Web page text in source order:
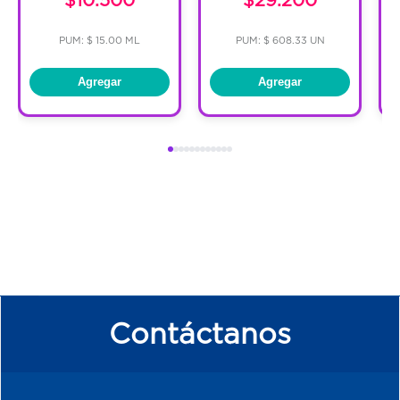
PUM: $ 15.00 ML
Agregar
PUM: $ 608.33 UN
Agregar
Contáctanos